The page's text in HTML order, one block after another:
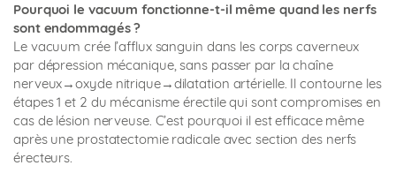
Pourquoi le vacuum fonctionne-t-il même quand les nerfs
sont endommagés ?
Le vacuum crée l’afflux sanguin dans les corps caverneux
par dépression mécanique, sans passer par la chaîne
nerveux→oxyde nitrique→dilatation artérielle. Il contourne les
étapes 1 et 2 du mécanisme érectile qui sont compromises en
cas de lésion nerveuse. C’est pourquoi il est efficace même
après une prostatectomie radicale avec section des nerfs
érecteurs.